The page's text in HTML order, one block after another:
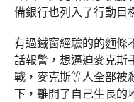
備銀行也列入了行動目
有過鐵窗經驗的的麵條
話報警，想逼迫麥克斯
戰，麥克斯等人全部被
下，離開了自己生長